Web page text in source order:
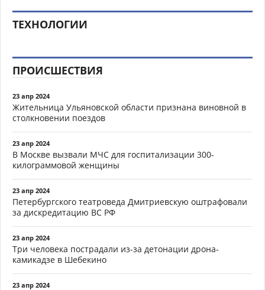
ТЕХНОЛОГИИ
ПРОИСШЕСТВИЯ
23 апр 2024
Жительница Ульяновской области признана виновной в
столкновении поездов
23 апр 2024
В Москве вызвали МЧС для госпитализации 300-
килограммовой женщины
23 апр 2024
Петербургского театроведа Дмитриевскую оштрафовали
за дискредитацию ВС РФ
23 апр 2024
Три человека пострадали из-за детонации дрона-
камикадзе в Шебекино
23 апр 2024